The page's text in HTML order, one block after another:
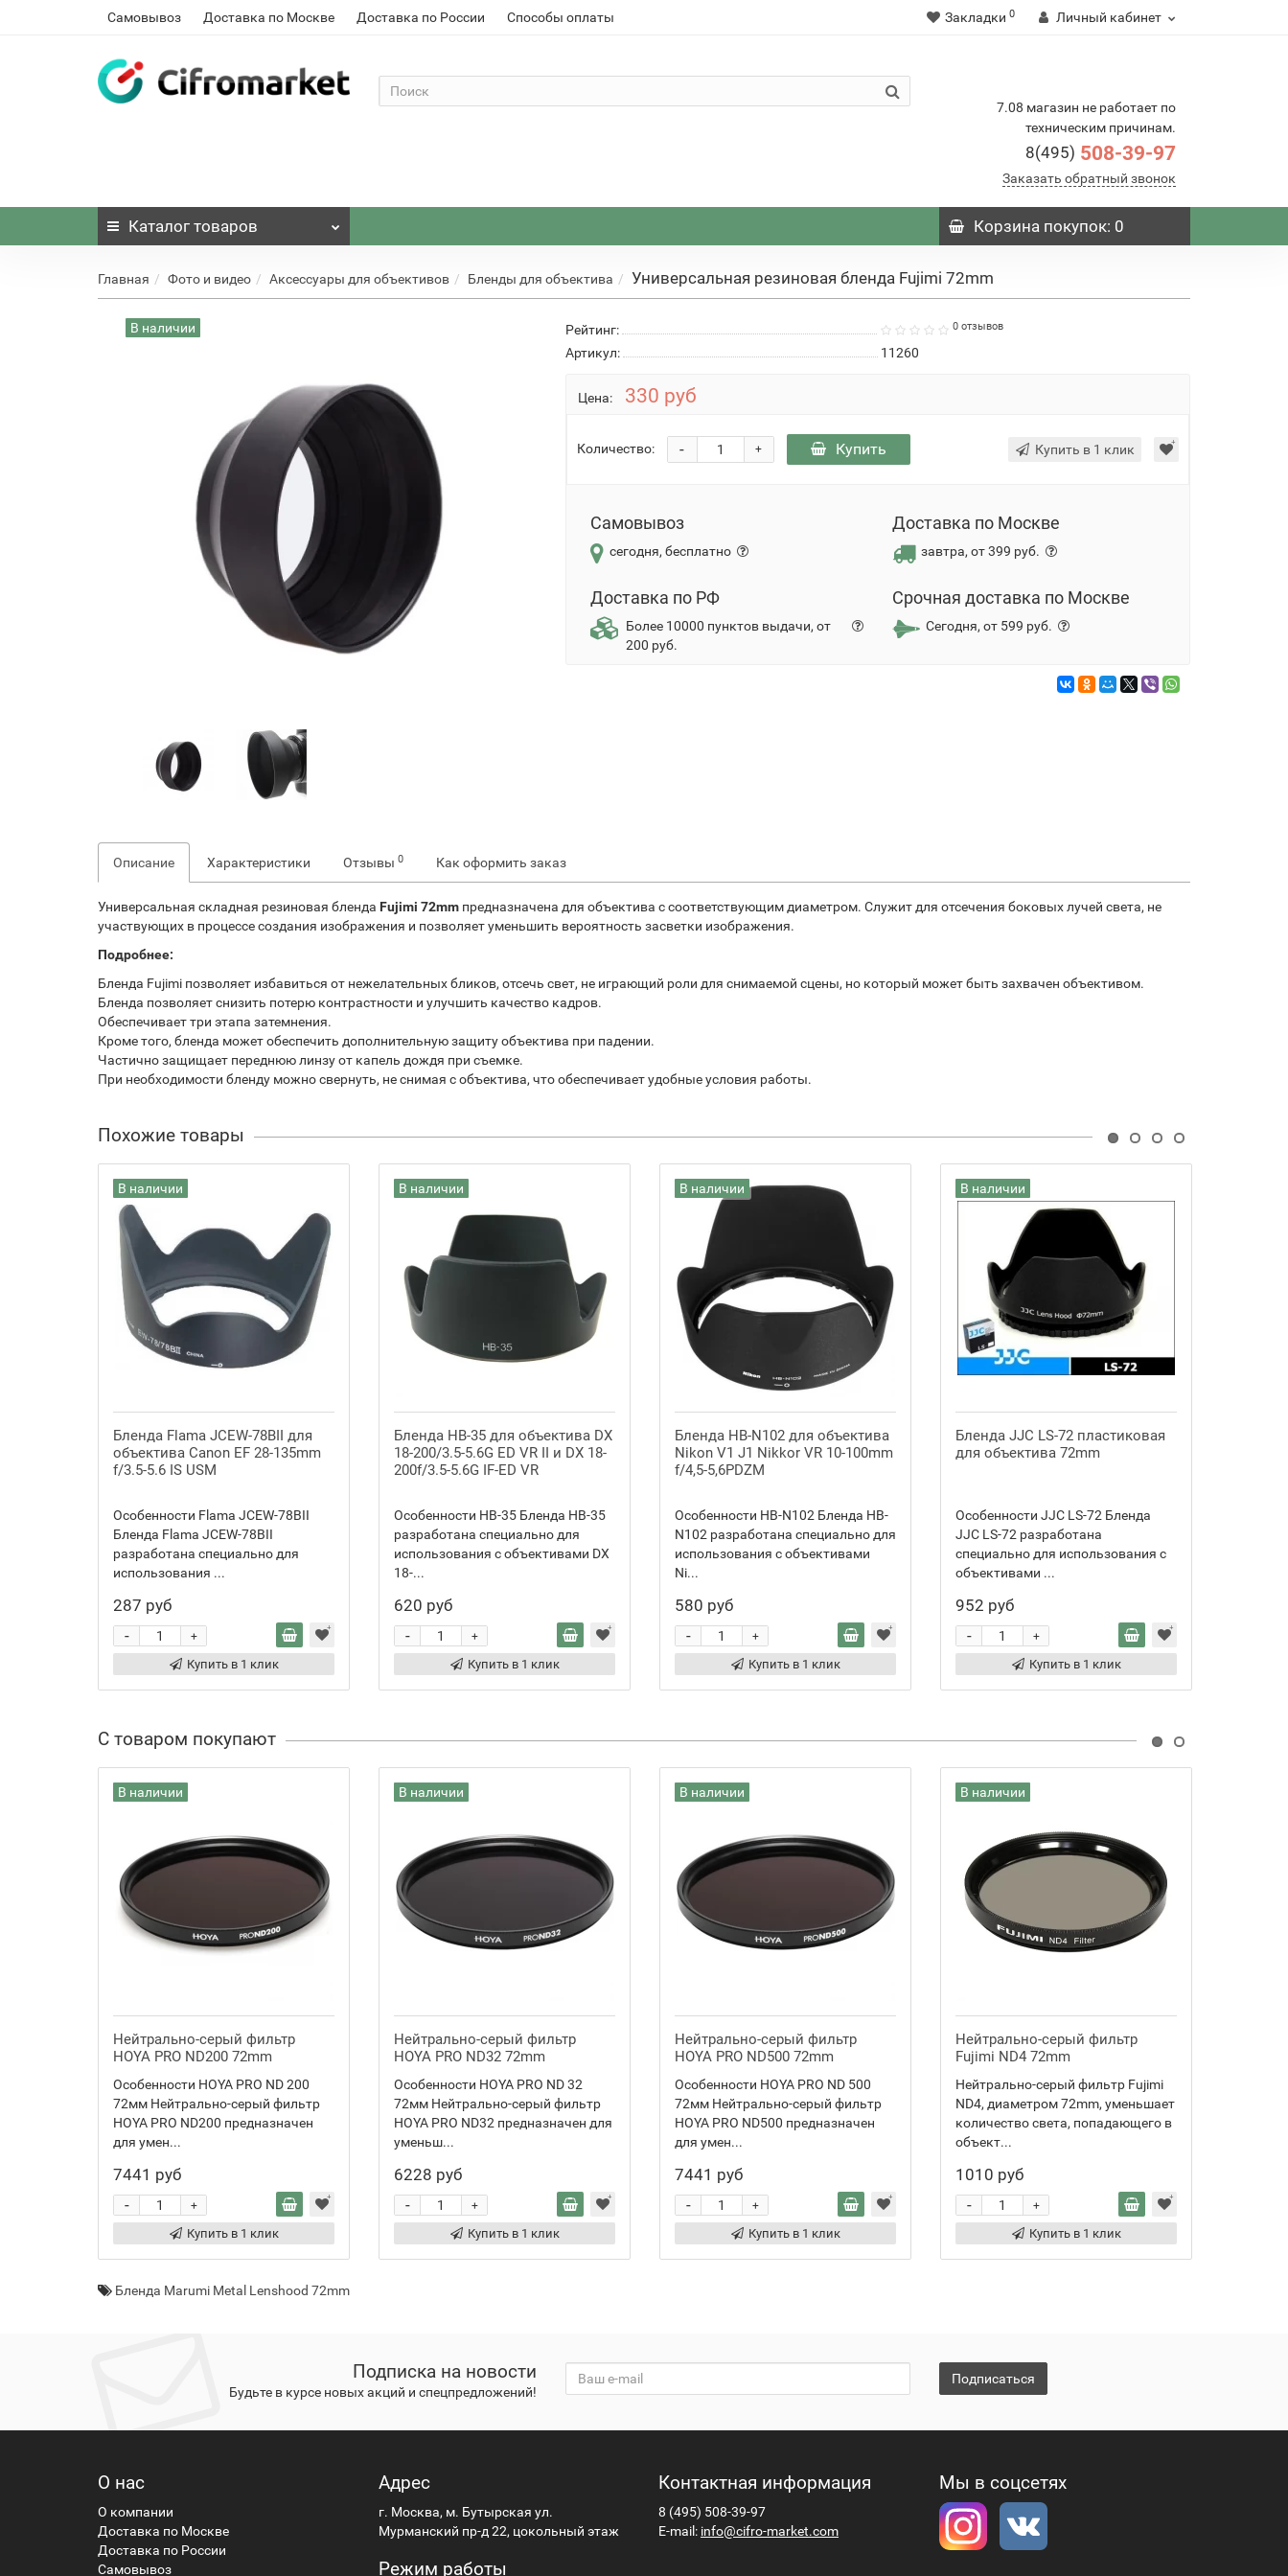
Самовывоз Доставка по Москве Доставка по России Способы оплаты Закладки 0 Личный кабинет
7.08 магазин не работает по
техническим причинам.
8(495) 508-39-97
Заказать обратный звонок
Каталог товаров Корзинапокупок: 0
Главная Фото и видео Аксессуары для объективов Бленды для объектива Универсальная резиновая бленда Fujimi 72mm
В наличии Рейтинг: 0 отзывов
Артикул: 11260
Цена: 330 руб
Количество: +
- Купить Купить в 1 клик
Самовывоз
сегодня, бесплатно
Доставка по Москве
завтра, от 399 руб.
Доставка по РФ
Более 10000 пунктов выдачи, от
200 руб.
Срочная доставка по Москве
Сегодня, от 599 руб.
Описание Характеристики Отзывы 0 Как оформить заказ
Универсальная складная резиновая бленда Fujimi 72mm предназначена для объектива с соответствующим диаметром. Служит для отсечения боковых лучей света, не
участвующих в процессе создания изображения и позволяет уменьшить вероятность засветки изображения.
Подробнее:
Бленда Fujimi позволяет избавиться от нежелательных бликов, отсечь свет, не играющий роли для снимаемой сцены, но который может быть захвачен объективом.
Бленда позволяет снизить потерю контрастности и улучшить качество кадров.
Обеспечивает три этапа затемнения.
Кроме того, бленда может обеспечить дополнительную защиту объектива при падении.
Частично защищает переднюю линзу от капель дождя при съемке.
При необходимости бленду можно свернуть, не снимая с объектива, что обеспечивает удобные условия работы.
Похожие товары
В наличии
Бленда Flama JCEW-78BII для
объектива Canon EF 28-135mm
f/3.5-5.6 IS USM
Особенности Flama JCEW-78BII
Бленда Flama JCEW-78BII
разработана специально для
использования ...
287 руб
+
-
Купить в 1 клик
В наличии
Бленда HB-35 для объектива DX
18-200/3.5-5.6G ED VR II и DX 18-
200f/3.5-5.6G IF-ED VR
Особенности HB-35 Бленда HB-35
разработана специально для
использования с объективами DX
18-...
620 руб
+
-
Купить в 1 клик
В наличии
Бленда HB-N102 для объектива
Nikon V1 J1 Nikkor VR 10-100mm
f/4,5-5,6PDZM
Особенности HB-N102 Бленда HB-
N102 разработана специально для
использования с объективами
Ni...
580 руб
+
-
Купить в 1 клик
В наличии
Бленда JJC LS-72 пластиковая
для объектива 72mm
Особенности JJC LS-72 Бленда
JJC LS-72 разработана
специально для использования с
объективами ...
952 руб
+
-
Купить в 1 клик
С товаром покупают
В наличии
Нейтрально-серый фильтр
HOYA PRO ND200 72mm
Особенности HOYA PRO ND 200
72мм Нейтрально-серый фильтр
HOYA PRO ND200 предназначен
для умен...
7441 руб
+
-
Купить в 1 клик
В наличии
Нейтрально-серый фильтр
HOYA PRO ND32 72mm
Особенности HOYA PRO ND 32
72мм Нейтрально-серый фильтр
HOYA PRO ND32 предназначен для
уменьш...
6228 руб
+
-
Купить в 1 клик
В наличии
Нейтрально-серый фильтр
HOYA PRO ND500 72mm
Особенности HOYA PRO ND 500
72мм Нейтрально-серый фильтр
HOYA PRO ND500 предназначен
для умен...
7441 руб
+
-
Купить в 1 клик
В наличии
Нейтрально-серый фильтр
Fujimi ND4 72mm
Нейтрально-серый фильтр Fujimi
ND4, диаметром 72mm, уменьшает
количество света, попадающего в
объект...
1010 руб
+
-
Купить в 1 клик
Бленда Marumi Metal Lenshood 72mm
Подписка на новости
Будьте в курсе новых акций и спецпредложений!
Подписаться
О нас
О компании
Доставка по Москве
Доставка по России
Самовывоз
Адрес
г. Москва, м. Бутырская ул.
Мурманский пр-д 22, цокольный этаж
Режим работы
Контактная информация
8 (495) 508-39-97
E-mail: info@cifro-market.com
Мы в соцсетях